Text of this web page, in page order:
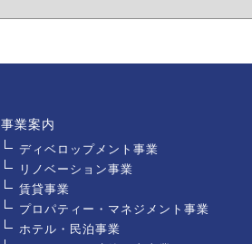
事業案内
ディベロップメント事業
リノベーション事業
賃貸事業
プロパティー・マネジメント事業
ホテル・民泊事業